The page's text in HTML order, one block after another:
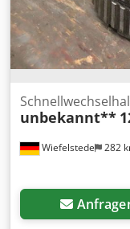
Wiefelstede 282
unbekannt**